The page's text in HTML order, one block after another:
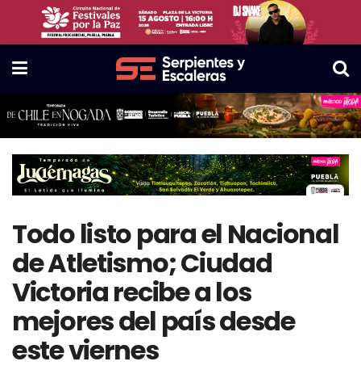
Todo listo para el Nacional
de Atletismo; Ciudad
Victoria recibe a los
mejores del país desde
este viernes